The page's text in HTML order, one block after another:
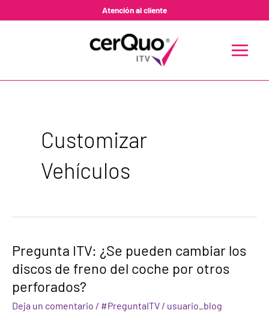
Atención al cliente
MENU
Customizar
Vehículos
Pregunta ITV: ¿Se pueden cambiar los
discos de freno del coche por otros
perforados?
Deja un comentario / #PreguntaITV / usuario_blog
Pregunta
ITV:
¿Se
cambiar
los
discos